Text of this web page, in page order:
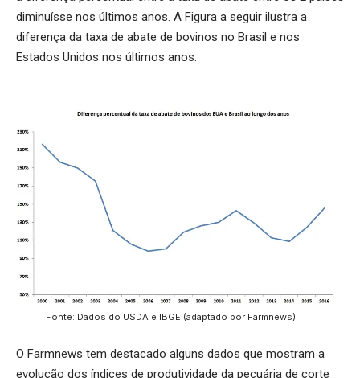
diminuísse nos últimos anos. A Figura a seguir ilustra a
diferença da taxa de abate de bovinos no Brasil e nos
Estados Unidos nos últimos anos.
Fonte: Dados do USDA e IBGE (adaptado por Farmnews)
O Farmnews tem destacado alguns dados que mostram a
evolução dos índices de produtividade da pecuária de corte